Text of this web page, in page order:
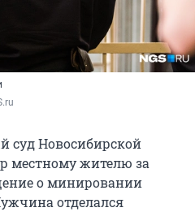
суд Новосибирской
местному жителю за
о минировании
отделался